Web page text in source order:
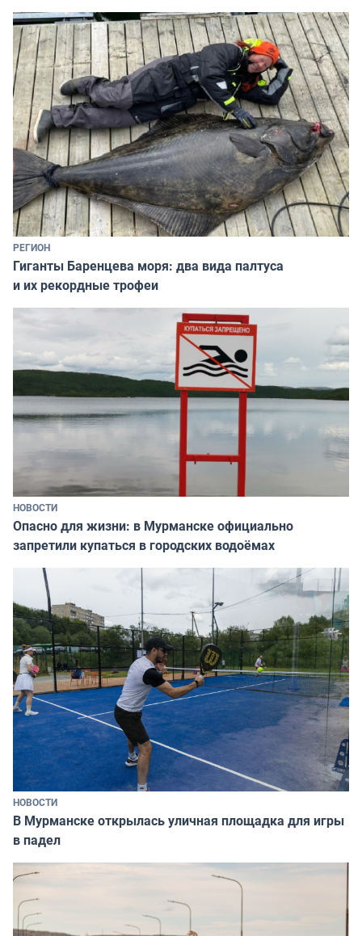
РЕГИОН
Гиганты Баренцева моря: два вида палтуса
и их рекордные трофеи
НОВОСТИ
Опасно для жизни: в Мурманске официально
запретили купаться в городских водоёмах
НОВОСТИ
В Мурманске открылась уличная площадка для игры
в падел